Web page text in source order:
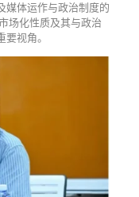
媒体运作与政治制度的
场化性质及其与政治
视角。